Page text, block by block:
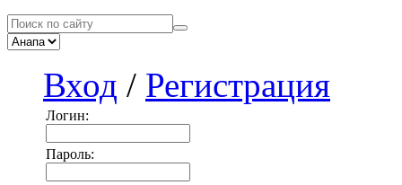
Вход / Регистрация
Логин:
Пароль: